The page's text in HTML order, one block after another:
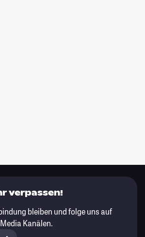
verpassen!
bleiben und folge uns auf
Kanälen.